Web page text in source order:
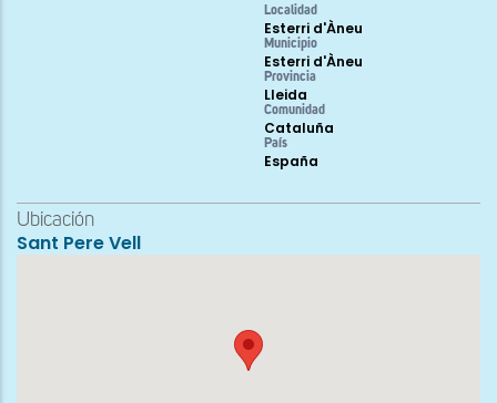
Localidad
Esterri d'Àneu
Municipio
Esterri d'Àneu
Provincia
Lleida
Comunidad
Cataluña
País
España
Ubicación
Sant Pere Vell